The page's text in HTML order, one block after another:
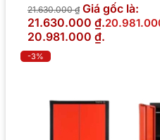
21.630.000₫ Giá gốc là:
21.630.000 ₫.
20.981.000 ₫.
-3%